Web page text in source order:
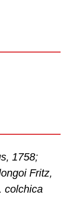
1758;
Fritz,
colchica